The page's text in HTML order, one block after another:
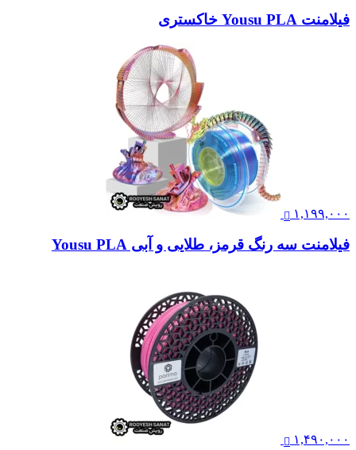
فیلامنت Yousu PLA خاکستری
۱,۱۹۹,۰۰۰
فیلامنت سه رنگ قرمز، طلایی و آبی Yousu PLA
۱,۴۹۰,۰۰۰